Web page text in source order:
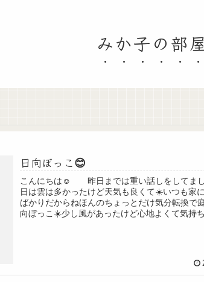
みか子の部
日向ぼっこ😊
こんにちは☺️ 昨日までは重い話しをしてま
日は雲は多かったけど天気も良くて☀️いつも家
ばかりだからねほんのちょっとだけ気分転換で
向ぼっこ☀️少し風があったけど心地よくて気持